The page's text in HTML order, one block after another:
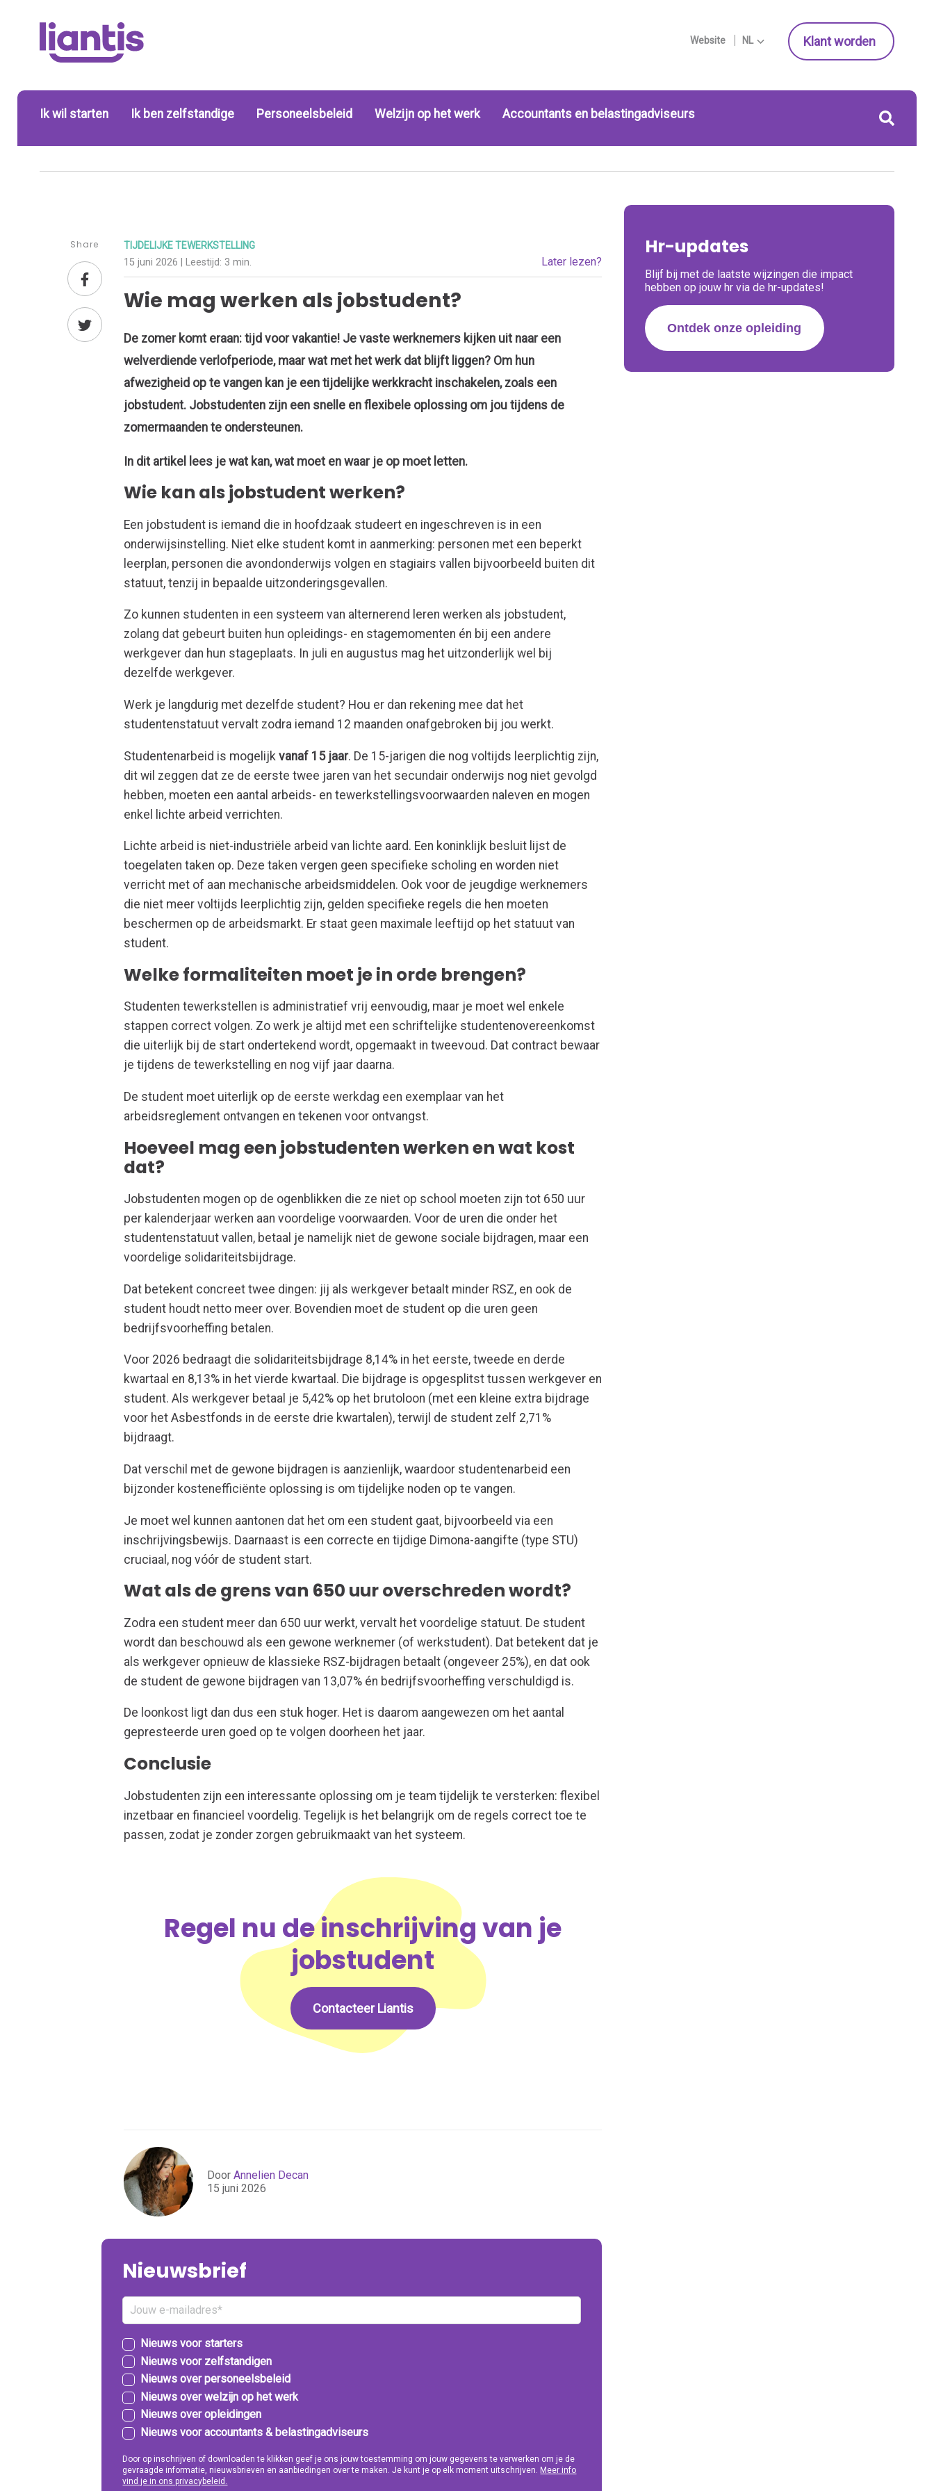
Website NL Klant worden
Ik wil starten Ik ben zelfstandige Personeelsbeleid Welzijn op het werk Accountants en belastingadviseurs
Share TIJDELIJKE TEWERKSTELLING
15 juni 2026 | Leestijd: 3 min. Later lezen?
Wie mag werken als jobstudent?
De zomer komt eraan: tijd voor vakantie! Je vaste werknemers kijken uit naar een
welverdiende verlofperiode, maar wat met het werk dat blijft liggen? Om hun
afwezigheid op te vangen kan je een tijdelijke werkkracht inschakelen, zoals een
jobstudent. Jobstudenten zijn een snelle en flexibele oplossing om jou tijdens de
zomermaanden te ondersteunen.
In dit artikel lees je wat kan, wat moet en waar je op moet letten.
Wie kan als jobstudent werken?
Een jobstudent is iemand die in hoofdzaak studeert en ingeschreven is in een
onderwijsinstelling. Niet elke student komt in aanmerking: personen met een beperkt
leerplan, personen die avondonderwijs volgen en stagiairs vallen bijvoorbeeld buiten dit
statuut, tenzij in bepaalde uitzonderingsgevallen.
Zo kunnen studenten in een systeem van alternerend leren werken als jobstudent,
zolang dat gebeurt buiten hun opleidings- en stagemomenten én bij een andere
werkgever dan hun stageplaats. In juli en augustus mag het uitzonderlijk wel bij
dezelfde werkgever.
Werk je langdurig met dezelfde student? Hou er dan rekening mee dat het
studentenstatuut vervalt zodra iemand 12 maanden onafgebroken bij jou werkt.
Studentenarbeid is mogelijkvanaf 15 jaar. De 15-jarigen die nog voltijds leerplichtig zijn,
dit wil zeggen dat ze de eerste twee jaren van het secundair onderwijs nog niet gevolgd
hebben, moeten een aantal arbeids- en tewerkstellingsvoorwaarden naleven en mogen
enkel lichte arbeid verrichten.
Lichte arbeid is niet-industriële arbeid van lichte aard. Een koninklijk besluit lijst de
toegelaten taken op. Deze taken vergen geen specifieke scholing en worden niet
verricht met of aan mechanische arbeidsmiddelen. Ook voor de jeugdige werknemers
die niet meer voltijds leerplichtig zijn, gelden specifieke regels die hen moeten
beschermen op de arbeidsmarkt. Er staat geen maximale leeftijd op het statuut van
student.
Welke formaliteiten moet je in orde brengen?
Studenten tewerkstellen is administratief vrij eenvoudig, maar je moet wel enkele
stappen correct volgen. Zo werk je altijd met een schriftelijke studentenovereenkomst
die uiterlijk bij de start ondertekend wordt, opgemaakt in tweevoud. Dat contract bewaar
je tijdens de tewerkstelling en nog vijf jaar daarna.
De student moet uiterlijk op de eerste werkdag een exemplaar van het
arbeidsreglement ontvangen en tekenen voor ontvangst.
Hoeveel mag een jobstudenten werken en wat kost
dat?
Jobstudenten mogen op de ogenblikken die ze niet op school moeten zijn tot 650 uur
per kalenderjaar werken aan voordelige voorwaarden. Voor de uren die onder het
studentenstatuut vallen, betaal je namelijk niet de gewone sociale bijdragen, maar een
voordelige solidariteitsbijdrage.
Dat betekent concreet twee dingen: jij als werkgever betaalt minder RSZ, en ook de
student houdt netto meer over. Bovendien moet de student op die uren geen
bedrijfsvoorheffing betalen.
Voor 2026 bedraagt die solidariteitsbijdrage 8,14% in het eerste, tweede en derde
kwartaal en 8,13% in het vierde kwartaal. Die bijdrage is opgesplitst tussen werkgever en
student. Als werkgever betaal je 5,42% op het brutoloon (met een kleine extra bijdrage
voor het Asbestfonds in de eerste drie kwartalen), terwijl de student zelf 2,71%
bijdraagt.
Dat verschil met de gewone bijdragen is aanzienlijk, waardoor studentenarbeid een
bijzonder kostenefficiënte oplossing is om tijdelijke noden op te vangen.
Je moet wel kunnen aantonen dat het om een student gaat, bijvoorbeeld via een
inschrijvingsbewijs. Daarnaast is een correcte en tijdige Dimona-aangifte (type STU)
cruciaal, nog vóór de student start.
Wat als de grens van 650 uur overschreden wordt?
Zodra een student meer dan 650 uur werkt, vervalt het voordelige statuut. De student
wordt dan beschouwd als een gewone werknemer (of werkstudent). Dat betekent dat je
als werkgever opnieuw de klassieke RSZ-bijdragen betaalt (ongeveer 25%), en dat ook
de student de gewone bijdragen van 13,07% én bedrijfsvoorheffing verschuldigd is.
De loonkost ligt dan dus een stuk hoger. Het is daarom aangewezen om het aantal
gepresteerde uren goed op te volgen doorheen het jaar.
Conclusie
Jobstudenten zijn een interessante oplossing om je team tijdelijk te versterken: flexibel
inzetbaar en financieel voordelig. Tegelijk is het belangrijk om de regels correct toe te
passen, zodat je zonder zorgen gebruikmaakt van het systeem.
Regel nu de inschrijving van je
jobstudent
Contacteer Liantis
DoorAnnelien Decan
15 juni 2026
Nieuwsbrief
Nieuws voor starters
Nieuws voor zelfstandigen
Nieuws over personeelsbeleid
Nieuws over welzijn op het werk
Nieuws over opleidingen
Nieuws voor accountants & belastingadviseurs
Door op inschrijven of downloaden te klikken geef je ons jouw toestemming om jouw gegevens te verwerken om je de
gevraagde informatie, nieuwsbrieven en aanbiedingen over te maken. Je kunt je op elk moment uitschrijven. Meer info
vind je in ons privacybeleid.
Hr-updates
Blijf bij met de laatste wijzingen die impact
hebben op jouw hr via de hr-updates!
Ontdek onze opleiding